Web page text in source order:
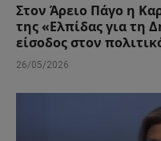
Στον Άρειο Πάγο η
της «Ελπίδας για τη
είσοδος στον
26/05/2026